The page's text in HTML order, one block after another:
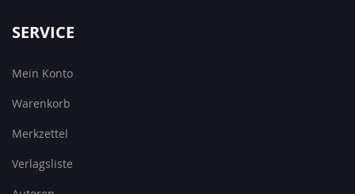
SERVICE
Mein Konto
Warenkorb
Merkzettel
Verlagsliste